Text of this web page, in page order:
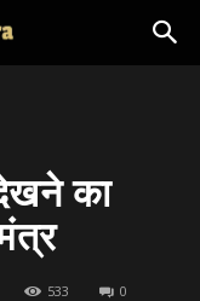
का
533 0